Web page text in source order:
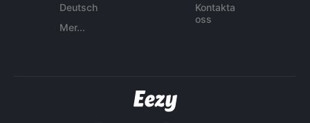
Deutsch
Mer...
Kontakta
oss